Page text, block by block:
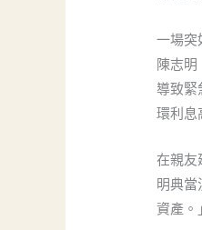
一場突
陳志明
導致緊
環利息
在親友
明典當
資產。」